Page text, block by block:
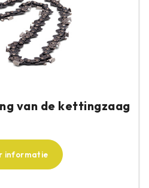
van de kettingzaag
informatie